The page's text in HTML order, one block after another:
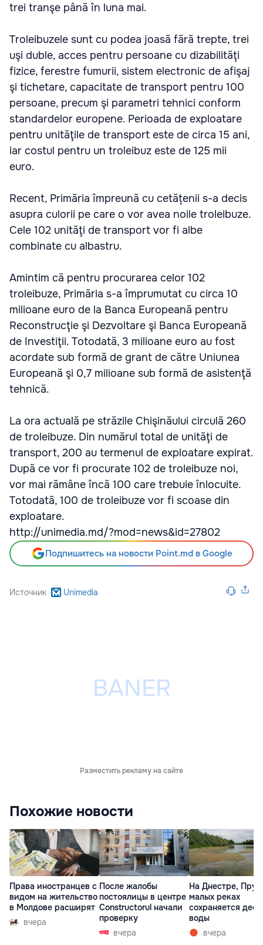
trei tranşe până în luna mai.
Troleibuzele sunt cu podea joasă fără trepte, trei
uşi duble, acces pentru persoane cu dizabilităţi
fizice, ferestre fumurii, sistem electronic de afişaj
şi tichetare, capacitate de transport pentru 100
persoane, precum şi parametri tehnici conform
standardelor europene. Perioada de exploatare
pentru unităţile de transport este de circa 15 ani,
iar costul pentru un troleibuz este de 125 mii
euro.
Recent, Primăria împreună cu cetățenii s-a decis
asupra culorii pe care o vor avea noile troleibuze.
Cele 102 unităţi de transport vor fi albe
combinate cu albastru.
Amintim că pentru procurarea celor 102
troleibuze, Primăria s-a împrumutat cu circa 10
milioane euro de la Banca Europeană pentru
Reconstrucţie şi Dezvoltare şi Banca Europeană
de Investiţii. Totodată, 3 milioane euro au fost
acordate sub formă de grant de către Uniunea
Europeană şi 0,7 milioane sub formă de asistenţă
tehnică.
La ora actuală pe străzile Chişinăului circulă 260
de troleibuze. Din numărul total de unităţi de
transport, 200 au termenul de exploatare expirat.
După ce vor fi procurate 102 de troleibuze noi,
vor mai rămâne încă 100 care trebuie înlocuite.
Totodată, 100 de troleibuze vor fi scoase din
exploatare.
http://unimedia.md/?mod=news&id=27802
Подпишитесь на новости Point.md в Google
Источник Unimedia
Разместить рекламу на сайте
Похожие новости
Права иностранцев с
видом на жительство
в Молдове расширят
вчера
После жалобы
постоялицы в центре
Constructorul начали
проверку
вчера
На Днестре,
малых реках
сохраняется
воды
вчера